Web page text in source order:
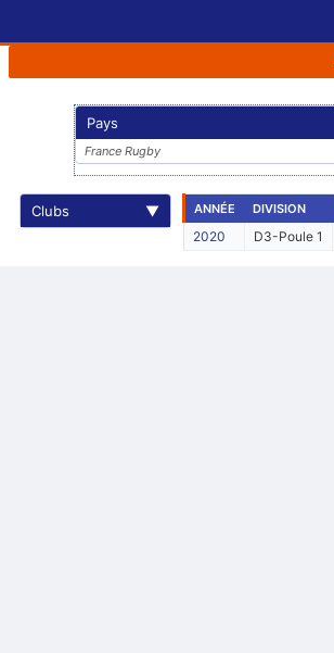
Pays
France Rugby
Clubs ▼ ANNÉE DIVISION
2020 D3-Poule 1